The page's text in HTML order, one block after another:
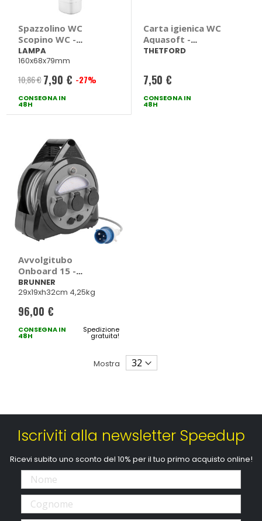
Spazzolino WC
Scopino WC -
LAMPA
LAMPA
160x68x79mm
10,86 € Prezzo
speciale
7,90 € -27%
CONSEGNA IN
48H
Carta igienica WC
Aquasoft -
THETFORD
THETFORD
7,50 €
CONSEGNA IN
48H
Avvolgitubo
Onboard 15 -
BRUNNER
BRUNNER
29x19xh32cm 4,25kg
96,00 €
CONSEGNA IN
48H
Spedizione
gratuita!
Mostra
Iscriviti alla newsletter Speedup
Ricevi subito uno sconto del 10% per il tuo primo acquisto online!